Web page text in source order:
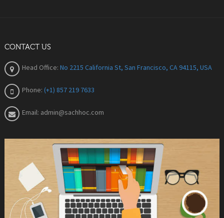
CONTACT US
Head Office: No 2215 California St, San Francisco, CA 94115, USA
Phone: (+1) 857 219 7633
Email: admin@sachhoc.com